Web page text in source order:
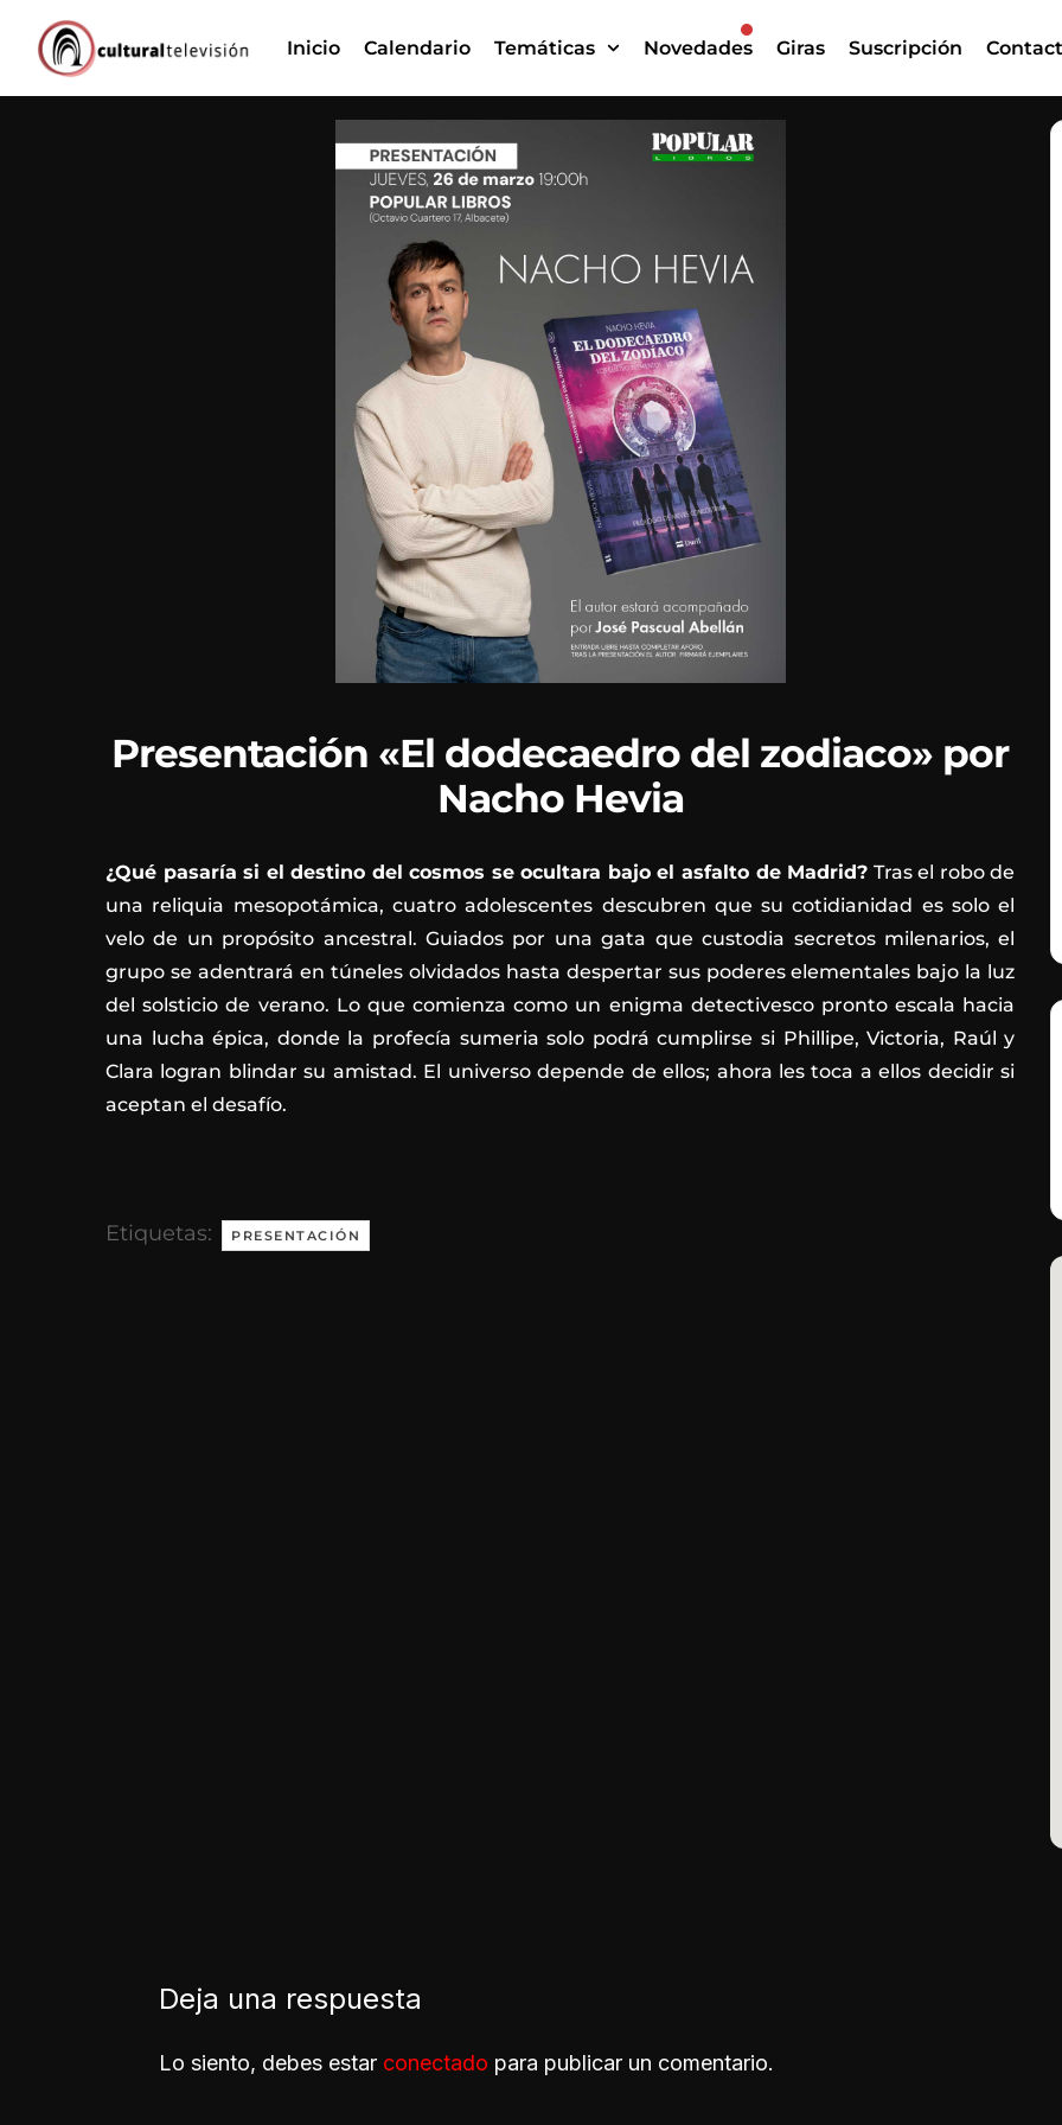
contenido
Inicio Calendario Temáticas Novedades Giras Suscripción
Presentación «El dodecaedro del zodiaco» por
Nacho Hevia
¿Qué pasaría si el destino del cosmos se ocultara bajo el asfalto de Madrid? Tras el robo de
una reliquia mesopotámica, cuatro adolescentes descubren que su cotidianidad es solo el
velo de un propósito ancestral. Guiados por una gata que custodia secretos milenarios, el
grupo se adentrará en túneles olvidados hasta despertar sus poderes elementales bajo la luz
del solsticio de verano. Lo que comienza como un enigma detectivesco pronto escala hacia
una lucha épica, donde la profecía sumeria solo podrá cumplirse si Phillipe, Victoria, Raúl y
Clara logran blindar su amistad. El universo depende de ellos; ahora les toca a ellos decidir si
aceptan el desafío.
Etiquetas: PRESENTACIÓN
Deja una respuesta
Lo siento, debes estar conectado para publicar un comentario.